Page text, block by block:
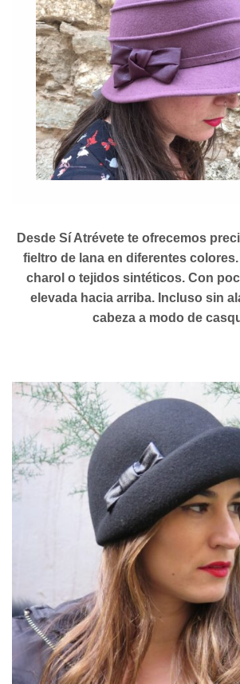
Desde Sí Atrévete te ofrecemos
fieltro de lana en diferentes
charol o tejidos sintéticos. Con
elevada hacia arriba. Incluso sin
cabeza a modo de